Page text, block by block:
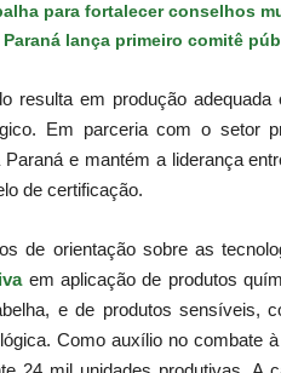
para fortalecer conselhos
lança primeiro comitê
resulta em produção
Em parceria com o setor
Paraná e mantém a liderança
de certificação.
de orientação sobre as
em aplicação de produtos
e de produtos sensíveis,
Como auxílio no combate